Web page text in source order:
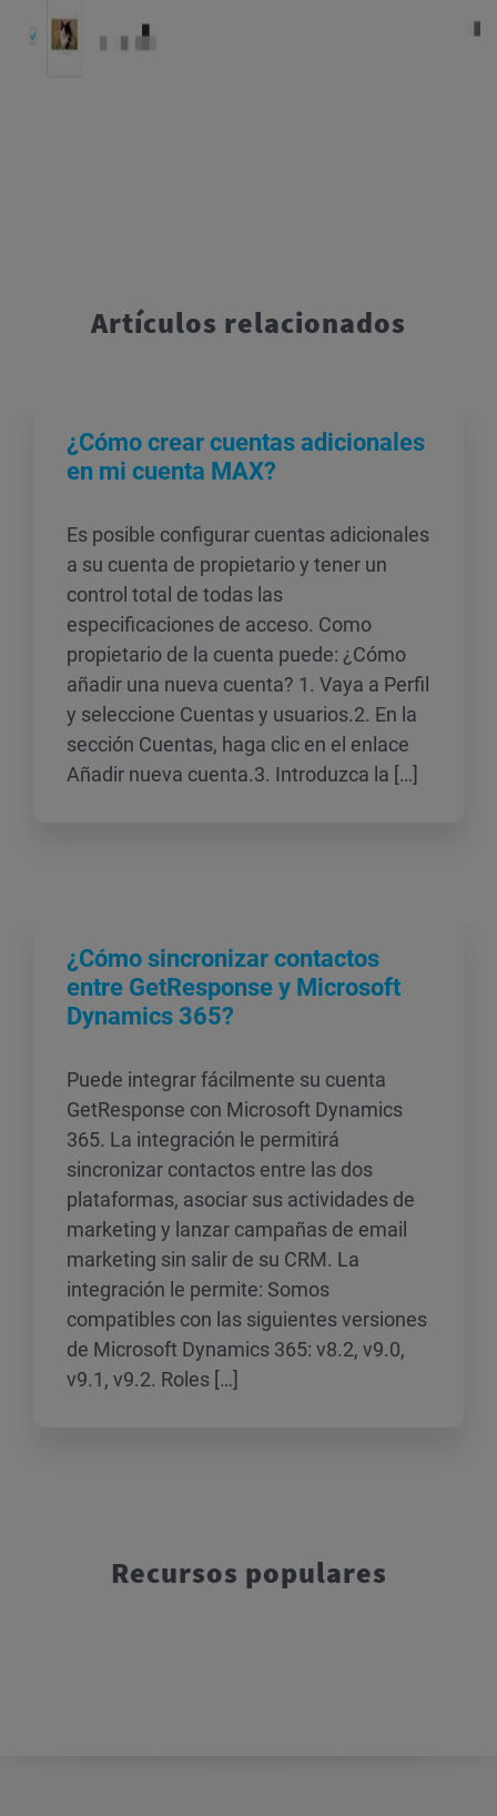
Artículos relacionados
¿Cómo crear cuentas adicionales
en mi cuenta MAX?
Es posible configurar cuentas adicionales
a su cuenta de propietario y tener un
control total de todas las
especificaciones de acceso. Como
propietario de la cuenta puede: ¿Cómo
añadir una nueva cuenta? 1. Vaya a Perfil
y seleccione Cuentas y usuarios.2. En la
sección Cuentas, haga clic en el enlace
Añadir nueva cuenta.3. Introduzca la […]
¿Cómo sincronizar contactos
entre GetResponse y Microsoft
Dynamics 365?
Puede integrar fácilmente su cuenta
GetResponse con Microsoft Dynamics
365. La integración le permitirá
sincronizar contactos entre las dos
plataformas, asociar sus actividades de
marketing y lanzar campañas de email
marketing sin salir de su CRM. La
integración le permite: Somos
compatibles con las siguientes versiones
de Microsoft Dynamics 365: v8.2, v9.0,
v9.1, v9.2. Roles […]
Recursos populares